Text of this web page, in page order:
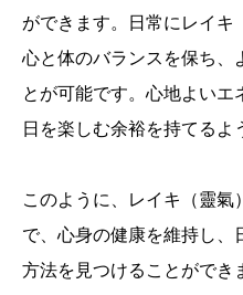
ができます。日常にレイキ
心と体のバランスを保ち、
とが可能です。心地よい
日を楽しむ余裕を持てるよ
このように、レイキ（靈氣
で、心身の健康を維持し、
方法を見つけることができ